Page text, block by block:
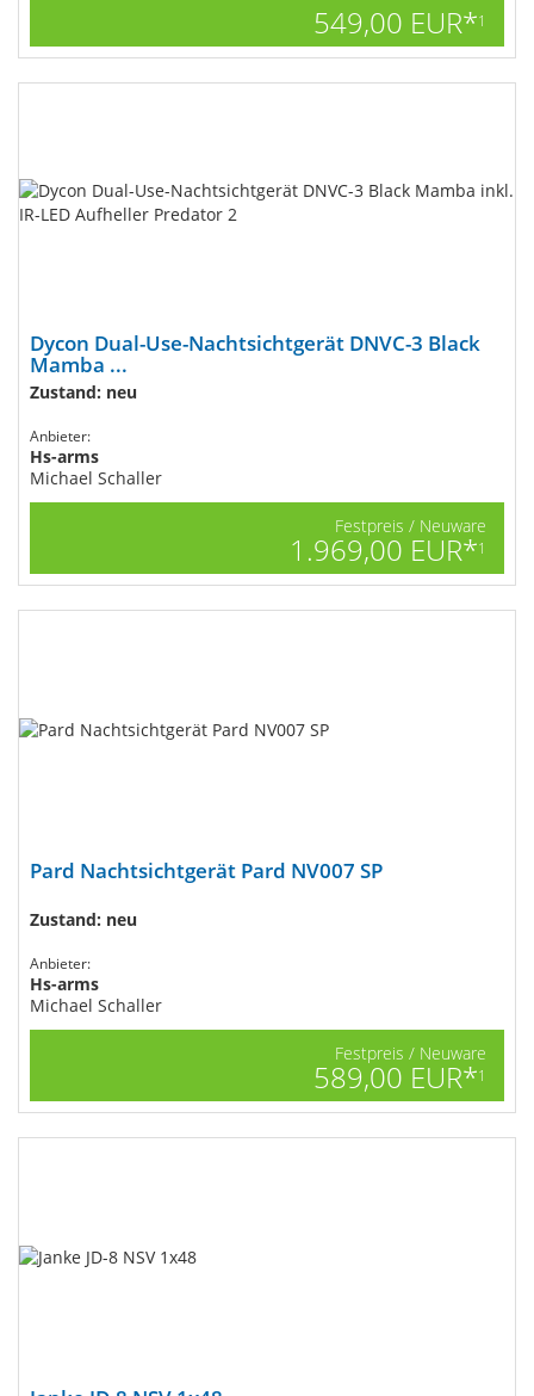
549,00 EUR*1
Dycon Dual-Use-Nachtsichtgerät DNVC-3 Black
Mamba ...
Zustand: neu
Anbieter:
Hs-arms
Michael Schaller
Festpreis / Neuware
1.969,00 EUR*1
Pard Nachtsichtgerät Pard NV007 SP
Zustand: neu
Anbieter:
Hs-arms
Michael Schaller
Festpreis / Neuware
589,00 EUR*1